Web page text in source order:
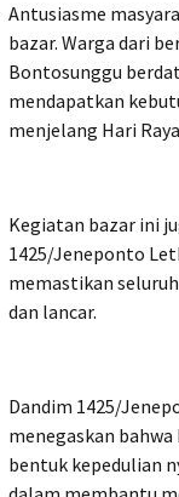
Antusiasme
bazar. Warga dari
Bontosunggu
mendapatkan
menjelang Hari
Kegiatan bazar ini
1425/Jeneponto
memastikan
dan lancar.
Dandim 1425/
menegaskan
bentuk kepedulian